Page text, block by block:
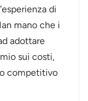
di
mano che i
adottare
sui costi,
competitivo